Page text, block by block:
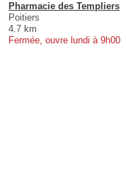
Pharmacie des Templiers
Poitiers
4.7 km
Fermée, ouvre lundi à 9h00